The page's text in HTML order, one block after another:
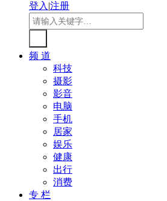
登入|注册
频 道
科技
摄影
影音
电脑
手机
居家
娱乐
健康
出行
消费
专 栏